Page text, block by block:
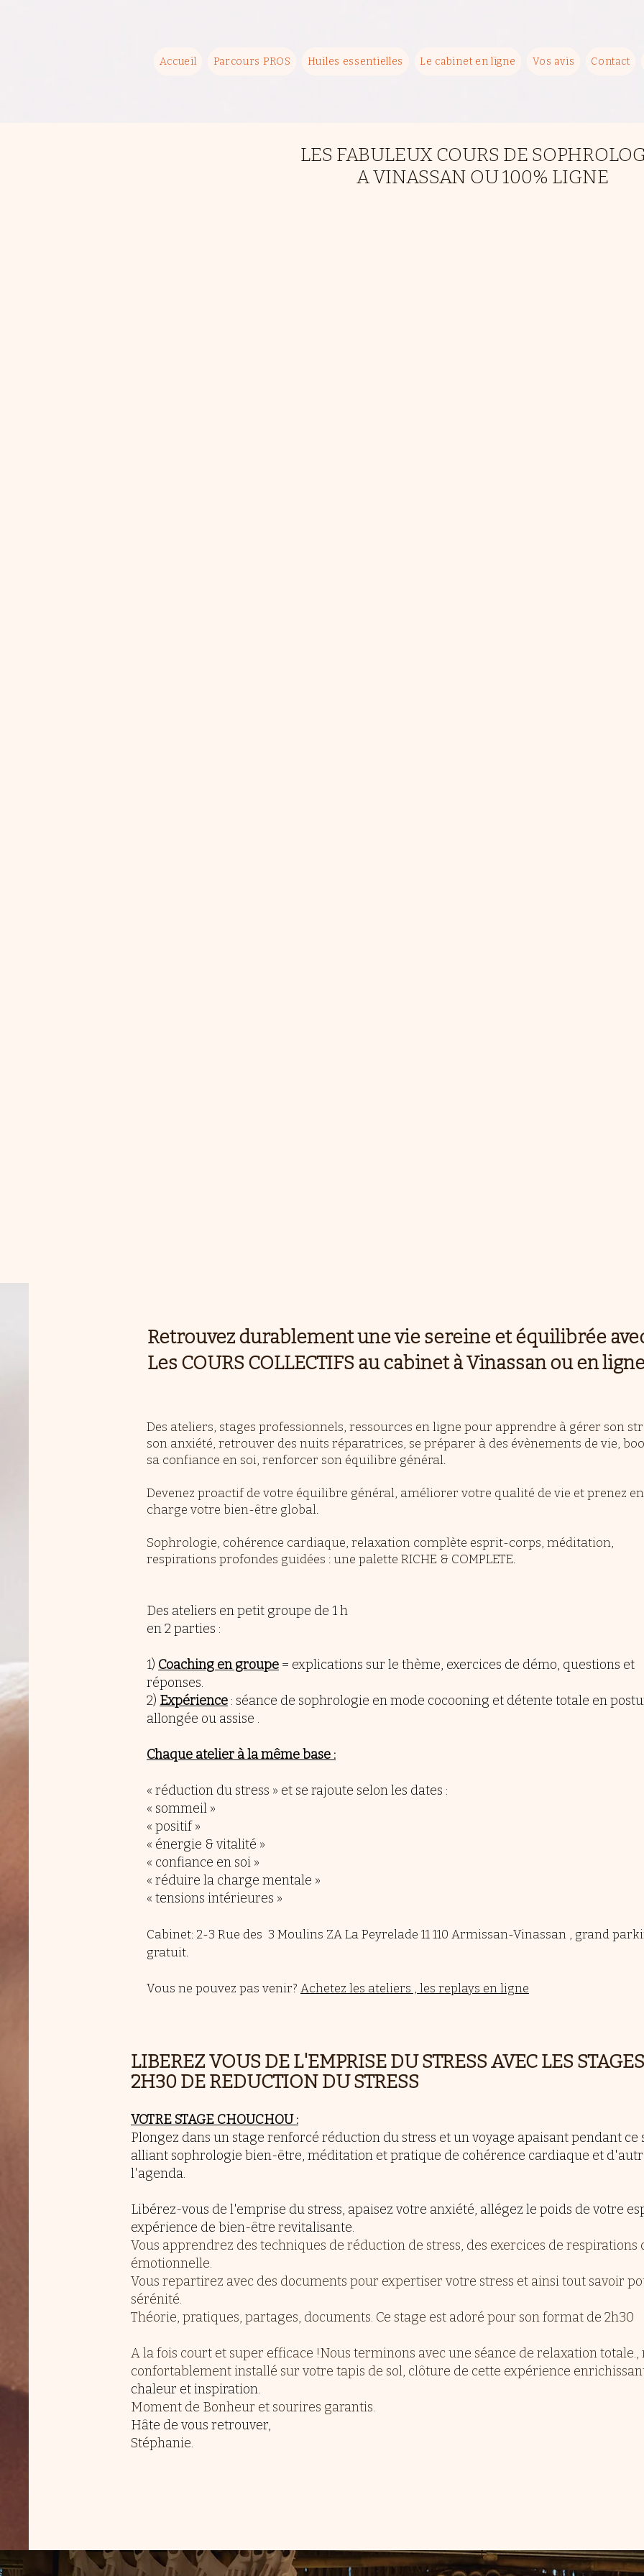
Accueil Parcours PROS Huiles essentielles Le cabinet en ligne Vos avis Contact
LES FABULEUX COURS DE
A VINASSAN OU 100% LIGNE
Retrouvez durablement une vie sereine et équilibrée
Les COURS COLLECTIFS au cabinet à Vinassan ou en
Des ateliers, stages professionnels, ressources en ligne pour apprendre à gérer son
son anxiété, retrouver des nuits réparatrices, se préparer à des évènements de vie,
sa confiance en soi, renforcer son équilibre général.
Devenez proactif de votre équilibre général, améliorer votre qualité de vie et prenez en
charge votre bien-être global.
Sophrologie, cohérence cardiaque, relaxation complète esprit-corps, méditation,
respirations profondes guidées : une palette RICHE & COMPLETE.
Des ateliers en petit groupe de 1 h
en 2 parties :
1) Coaching en groupe = explications sur le thème, exercices de démo, questions et
réponses.
2) Expérience : séance de sophrologie en mode cocooning et détente totale en
allongée ou assise .
Chaque atelier à la même base :
« réduction du stress » et se rajoute selon les dates :
« sommeil »
« positif »
« énergie & vitalité »
« confiance en soi »
« réduire la charge mentale »
« tensions intérieures »
Cabinet: 2-3 Rue des 3 Moulins ZA La Peyrelade 11 110 Armissan-Vinassan , grand
gratuit.​
Vous ne pouvez pas venir? Achetez les ateliers , les replays en ligne
LIBEREZ VOUS DE L'EMPRISE DU STRESS AVEC LES
2H30 DE REDUCTION DU STRESS
VOTRE STAGE CHOUCHOU :
Plongez dans un stage renforcé réduction du stress et un voyage apaisant pendant ce
alliant sophrologie bien-être, méditation et pratique de cohérence cardiaque et
l'agenda.
Libérez-vous de l'emprise du stress, apaisez votre anxiété, allégez le poids de votre
expérience de bien-être revitalisante.
Vous apprendrez des techniques de réduction de stress, des exercices de
émotionnelle.
Vous repartirez avec des documents pour expertiser votre stress et ainsi tout savoir
sérénité.
Théorie, pratiques, partages, documents. Ce stage est adoré pour son format de 2h30
A la fois court et super efficace !Nous terminons avec une séance de relaxation
confortablement installé sur votre tapis de sol, clôture de cette expérience
chaleur et inspiration.
Moment de Bonheur et sourires garantis.
Hâte de vous retrouver,
Stéphanie.